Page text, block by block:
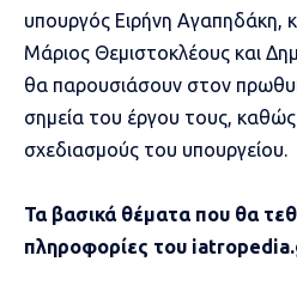
υπουργός Ειρήνη Αγαπηδάκη,
Μάριος Θεμιστοκλέους και
θα παρουσιάσουν στον
σημεία του έργου τους, καθώς
σχεδιασμούς του υπουργείου.
Τα βασικά θέματα που θα
πληροφορίες του